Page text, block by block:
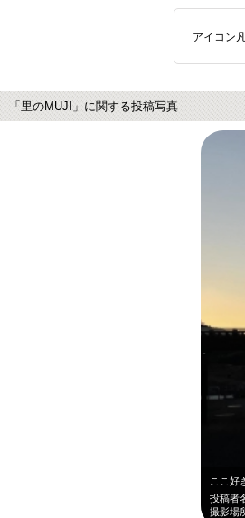
アイコン
「里のMUJI」に関する投稿写真
ここ好
投稿者
撮影場